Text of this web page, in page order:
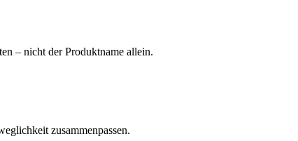
– nicht der Produktname allein.
zusammenpassen.